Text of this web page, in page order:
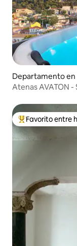
Departamento en
Atenas AVATON
De los mejores
Favorito entre